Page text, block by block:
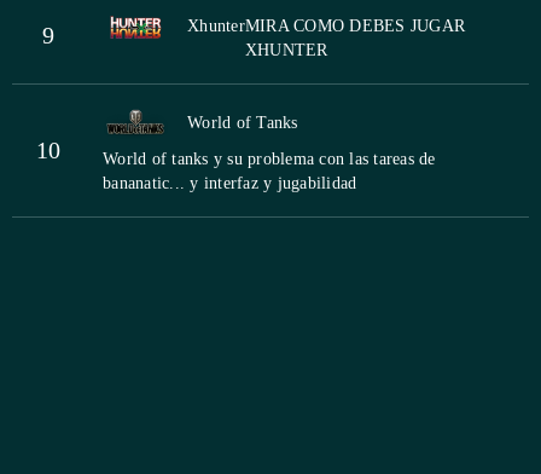
9 XhunterMIRA COMO DEBES JUGAR
XHUNTER
10
World of Tanks
World of tanks y su problema con las tareas de
bananatic... y interfaz y jugabilidad